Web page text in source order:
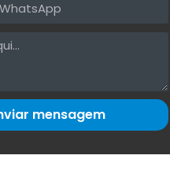
mensagem